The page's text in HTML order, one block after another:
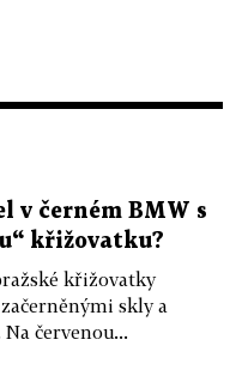
v černém BMW s
křižovatku?
křižovatky
skly a
červenou...